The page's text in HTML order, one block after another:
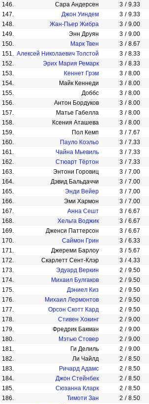
146. Сара Андерсен 3 / 9.33
147.
Джон Уиндем 3 / 9.33
148.
Жан-Пьер Жибра 3 / 9.00
149.
Энн Друян 3 / 9.00
150.
Марк Твен 3 / 8.67
151. Алексей Николаевич Толстой 3 / 8.33
152.
Эрих Мария Ремарк 3 / 8.33
153.
Кеннет Грэм 3 / 8.00
154.
Майк Кеннеди 3 / 8.00
155.
Доббс 3 / 8.00
156.
Антон Бордуков 3 / 8.00
157.
Матье Габелла 3 / 8.00
158.
Ксения Аташева 3 / 8.00
159.
Пол Кемп 3 / 7.67
160.
Пауло Коэльо 3 / 7.33
161.
Чайна Мьевиль 3 / 7.33
162.
Стюарт Тёртон 3 / 7.33
163.
Энтони Горовиц 3 / 7.00
164.
Дэвид Бальдаччи 3 / 7.00
165.
Энди Вейер 3 / 7.00
166.
Эми Хармон 3 / 7.00
167.
Анна Сешт 3 / 6.67
168.
Хельга Воджик 3 / 6.67
169.
Дженси Паттерсон 3 / 6.67
170.
Саймон Грин 3 / 6.33
171.
Джереми Барлоу 3 / 5.67
172.
Скарлетт Сент-Клэр 3 / 4.33
173.
Эдуард Веркин 2 / 9.50
174.
Михаил Булгаков 2 / 9.50
175.
Дэниел Киз 2 / 9.50
176.
Михаил Лермонтов 2 / 9.50
177.
Орсон Скотт Кард 2 / 9.50
178.
Стивен Хокинг 2 / 9.00
179.
Фредрик Бакман 2 / 9.00
180.
Мэтью Стовер 2 / 9.00
181.
Ги Делиль 2 / 9.00
182.
Ли Чайлд 2 / 8.50
183.
Ричард Адамс 2 / 8.50
184.
Джон Стейнбек 2 / 8.50
185.
Сюзанна Кларк 2 / 8.50
186.
Тимоти Зан 2 / 8.50